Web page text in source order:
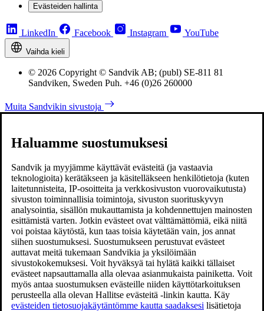
Evästeiden hallinta
LinkedIn Facebook Instagram YouTube
Vaihda kieli
© 2026 Copyright © Sandvik AB; (publ) SE-811 81
Sandviken, Sweden Puh. +46 (0)26 260000
Muita Sandvikin sivustoja
Haluamme suostumuksesi
Sandvik ja myyjämme käyttävät evästeitä (ja vastaavia
teknologioita) kerätäkseen ja käsitelläkseen henkilötietoja (kuten
laitetunnisteita, IP-osoitteita ja verkkosivuston vuorovaikutusta)
sivuston toiminnallisia toimintoja, sivuston suorituskyvyn
analysointia, sisällön mukauttamista ja kohdennettujen mainosten
esittämistä varten. Jotkin evästeet ovat välttämättömiä, eikä niitä
voi poistaa käytöstä, kun taas toisia käytetään vain, jos annat
siihen suostumuksesi. Suostumukseen perustuvat evästeet
auttavat meitä tukemaan Sandvikia ja yksilöimään
sivustokokemuksesi. Voit hyväksyä tai hylätä kaikki tällaiset
evästeet napsauttamalla alla olevaa asianmukaista painiketta. Voit
myös antaa suostumuksen evästeille niiden käyttötarkoituksen
perusteella alla olevan Hallitse evästeitä -linkin kautta. Käy
evästeiden tietosuojakäytäntömme kautta saadaksesi lisätietoja